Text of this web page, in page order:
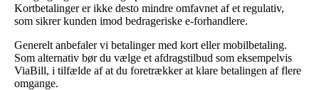
Kortbetalinger er ikke desto mindre omfavnet af et regulativ,
som sikrer kunden imod bedrageriske e-forhandlere.
Generelt anbefaler vi betalinger med kort eller mobilbetaling.
Som alternativ bør du vælge et afdragstilbud som eksempelvis
ViaBill, i tilfælde af at du foretrækker at klare betalingen af flere
omgange.